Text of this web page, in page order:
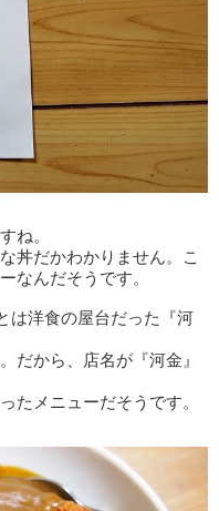
ね。
丼だかわかりません。こ
なんだそうです。
は洋食の屋台だった『河
だから、店名が『河金』
たメニューだそうです。